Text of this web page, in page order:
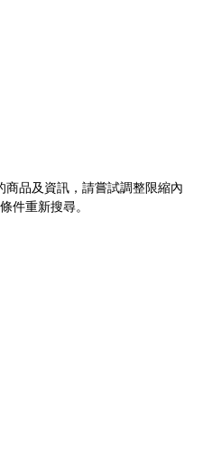
品及資訊，請嘗試調整限縮內
件重新搜尋。